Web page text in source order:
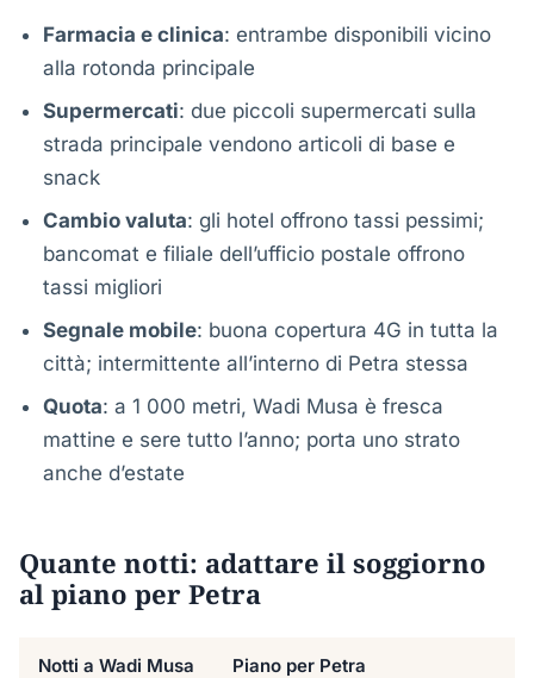
Farmacia e clinica: entrambe disponibili vicino
alla rotonda principale
Supermercati: due piccoli supermercati sulla
strada principale vendono articoli di base e
snack
Cambio valuta: gli hotel offrono tassi pessimi;
bancomat e filiale dell’ufficio postale offrono
tassi migliori
Segnale mobile: buona copertura 4G in tutta la
città; intermittente all’interno di Petra stessa
Quota: a 1 000 metri, Wadi Musa è fresca
mattine e sere tutto l’anno; porta uno strato
anche d’estate
Quante notti: adattare il soggiorno
al piano per Petra
Notti a Wadi Musa Piano per Petra